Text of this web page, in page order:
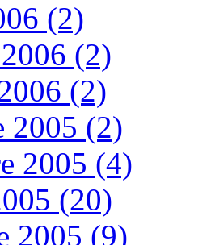
(2)
(2)
(2)
2005 (2)
2005 (4)
(20)
2005 (9)